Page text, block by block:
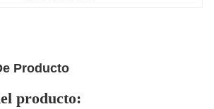
Producto
producto: